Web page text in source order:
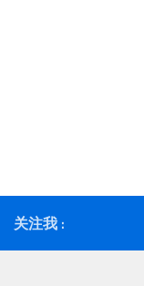
关注我 :